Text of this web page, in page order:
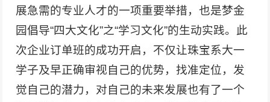
展急需的专业人才的一项重要举措，也是梦金
园倡导“四大文化”之“学习文化”的生动实践。此
次企业订单班的成功开启，不仅让珠宝系大一
学子及早正确审视自己的优势，找准定位，发
觉自己的潜力，对自己的未来发展也有了一个